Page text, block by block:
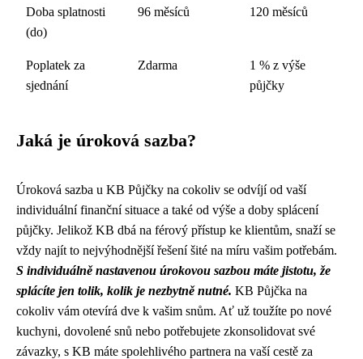
Doba splatnosti
(do)
96 měsíců 120 měsíců
Poplatek za
sjednání
Zdarma
1 % z výše
půjčky
Jaká je úroková sazba?
Úroková sazba u KB Půjčky na cokoliv se odvíjí od vaší
individuální finanční situace a také od výše a doby splácení
půjčky. Jelikož KB dbá na férový přístup ke klientům, snaží se
vždy najít to nejvýhodnější řešení šité na míru vašim potřebám.
S individuálně nastavenou úrokovou sazbou máte jistotu, že
splácíte jen tolik, kolik je nezbytně nutné. KB Půjčka na
cokoliv vám otevírá dve k vašim snům. Ať už toužíte po nové
kuchyni, dovolené snů nebo potřebujete zkonsolidovat své
závazky, s KB máte spolehlivého partnera na vaší cestě za